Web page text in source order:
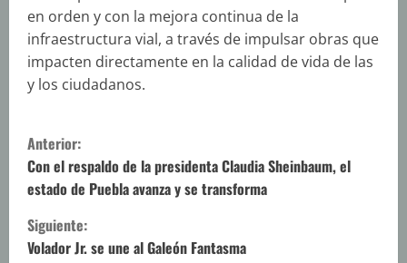
en orden y con la mejora continua de la
infraestructura vial, a través de impulsar obras que
impacten directamente en la calidad de vida de las
y los ciudadanos.
S
i
g
u
Anterior:
Con el respaldo de la presidenta Claudia Sheinbaum, el
estado de Puebla avanza y se transforma
Siguiente:
Volador Jr. se une al Galeón Fantasma